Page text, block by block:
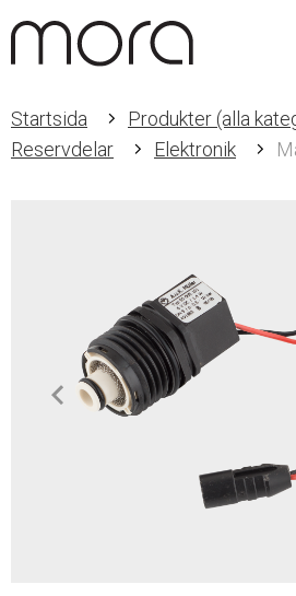
Startsida
Produkter (alla
Reservdelar
Elektronik